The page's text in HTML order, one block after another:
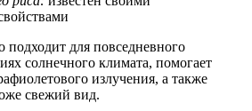
подходит для повседневного
солнечного климата, помогает
излучения, а также
свежий вид.